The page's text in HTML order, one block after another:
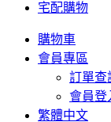
宅配購物
購物車
會員專區
訂單查
會員登
繁體中文